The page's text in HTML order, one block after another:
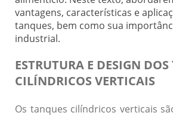
vantagens, características e
tanques, bem como sua
industrial.
ESTRUTURA E DESIGN
CILÍNDRICOS VERTICAIS
Os tanques cilíndricos verticais